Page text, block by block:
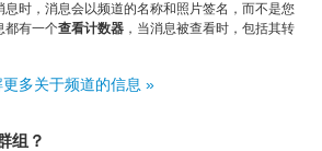
息时，消息会以频道的名称和照片签名，而不是您
都有一个查看计数器 ，当消息被查看时，包括其转
多关于频道的信息 »
组？